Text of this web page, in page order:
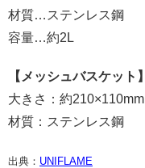
材質…ステンレス鋼
容量…約2L
【メッシュバスケット】
大きさ：約210×110mm
材質：ステンレス鋼
出典： UNIFLAME